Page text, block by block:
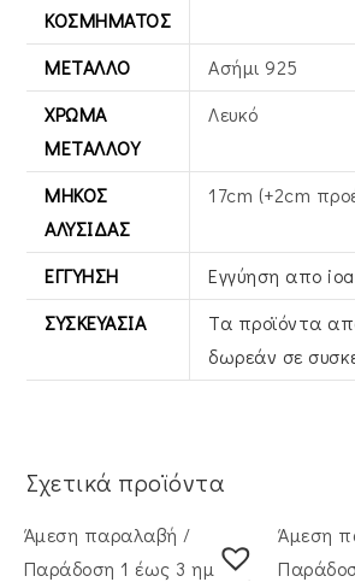
ΚΟΣΜΉΜΑΤΟΣ
ΜΈΤΑΛΛΟ
Ασήμι 925
ΧΡΏΜΑ
ΜΕΤΆΛΛΟΥ
Λευκό
ΜΉΚΟΣ
ΑΛΥΣΊΔΑΣ
17cm (+2cm
ΕΓΓΎΗΣΗ
Εγγύηση απο
ΣΥΣΚΕΥΑΣΊΑ
Τα προϊόντα
δωρεάν σε
Σχετικά προϊόντα
Άμεση παραλαβή /
Παράδoση 1 έως 3 ημέρες
Άμεση